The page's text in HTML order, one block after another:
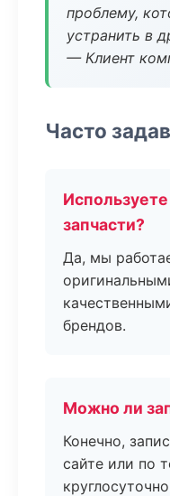
проблему,
устранить в
— Клиент
Часто
запчасти?
Да, мы
брендов.
Можно ли
Конечно,
сайте или по